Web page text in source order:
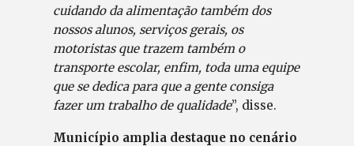
cuidando da alimentação também dos
nossos alunos, serviços gerais, os
motoristas que trazem também o
transporte escolar, enfim, toda uma equipe
que se dedica para que a gente consiga
fazer um trabalho de qualidade”, disse.
Município amplia destaque no cenário